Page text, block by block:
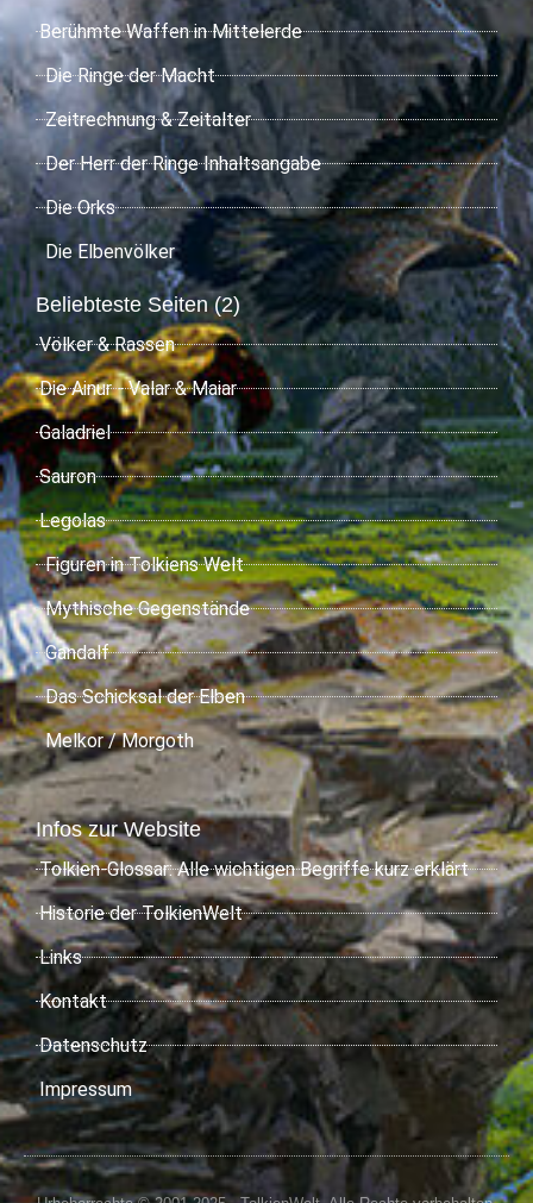
Berühmte Waffen in Mittelerde
Die Ringe der Macht
Zeitrechnung & Zeitalter
Der Herr der Ringe Inhaltsangabe
Die Orks
Die Elbenvölker
Beliebteste Seiten (2)
Völker & Rassen
Die Ainur - Valar & Maiar
Galadriel
Sauron
Legolas
Figuren in Tolkiens Welt
Mythische Gegenstände
Gandalf
Das Schicksal der Elben
Melkor / Morgoth
Infos zur Website
Tolkien-Glossar: Alle wichtigen Begriffe kurz erklärt
Historie der TolkienWelt
Links
Kontakt
Datenschutz
Impressum